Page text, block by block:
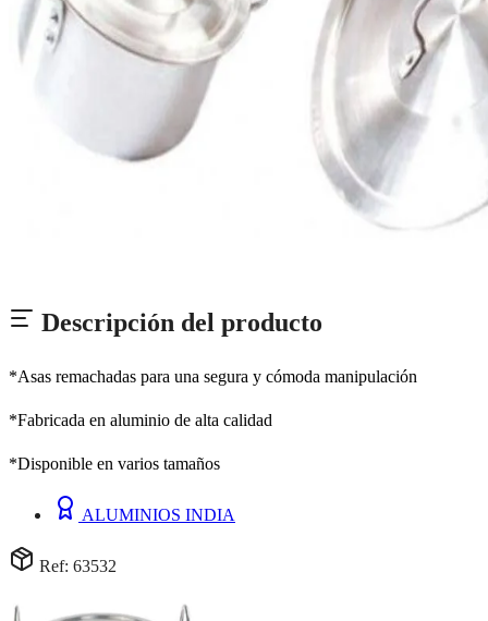
Descripción del producto
*Asas remachadas para una segura y cómoda manipulación
*Fabricada en aluminio de alta calidad
*Disponible en varios tamaños
ALUMINIOS INDIA
Ref: 63532